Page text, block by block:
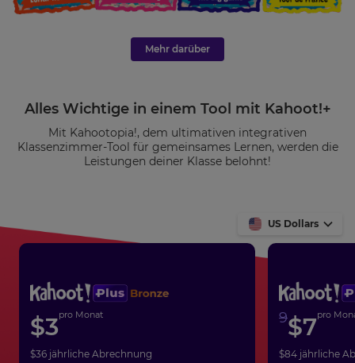
Mehr darüber
Alles Wichtige in einem Tool mit Kahoot!+
Mit Kahootopia!, dem ultimativen integrativen
Klassenzimmer-Tool für gemeinsames Lernen, werden die
Leistungen deiner Klasse belohnt!
US Dollars
$3pro Monat
$36 jährliche Abrechnung
9$7pro
$84 jährliche